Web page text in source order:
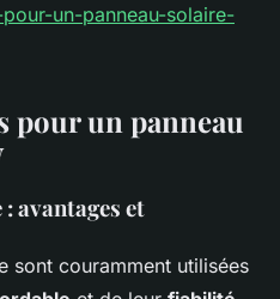
un-panneau-solaire-
pour un panneau
avantages et
sont couramment utilisées